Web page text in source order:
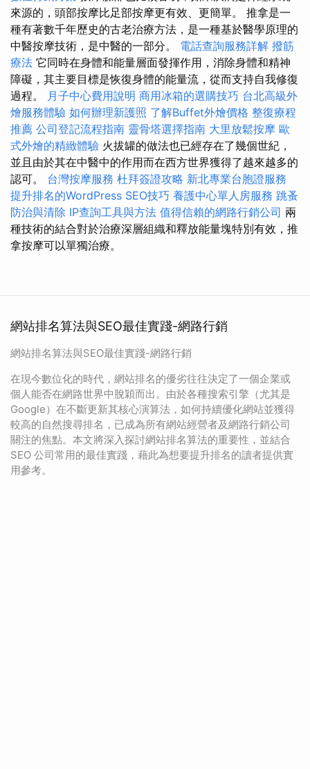
來源的，頭部按摩比足部按摩更有效、更簡單。 推拿是一
種有著數千年歷史的古老治療方法，是一種基於醫學原理的
中醫按摩技術，是中醫的一部分。 電話查詢服務詳解 撥筋
療法 它同時在身體和能量層面發揮作用，消除身體和精神
障礙，其主要目標是恢復身體的能量流，從而支持自我修復
過程。 月子中心費用說明 商用冰箱的選購技巧 台北高級外
燴服務體驗 如何辦理新護照 了解Buffet外燴價格 整復療程
推薦 公司登記流程指南 靈骨塔選擇指南 大里放鬆按摩 歐
式外燴的精緻體驗 火拔罐的做法也已經存在了幾個世紀，
並且由於其在中醫中的作用而在西方世界獲得了越來越多的
認可。 台灣按摩服務 杜拜簽證攻略 新北專業台胞證服務
提升排名的WordPress SEO技巧 養護中心單人房服務 跳蚤
防治與清除 IP查詢工具與方法 值得信賴的網路行銷公司 兩
種技術的結合對於治療深層組織和釋放能量塊特別有效，推
拿按摩可以單獨治療。
網站排名算法與SEO最佳實踐-網路行銷
網站排名算法與SEO最佳實踐-網路行銷
在現今數位化的時代，網站排名的優劣往往決定了一個企業或
個人能否在網路世界中脫穎而出。由於各種搜索引擎（尤其是
Google）在不斷更新其核心演算法，如何持續優化網站並獲得
較高的自然搜尋排名，已成為所有網站經營者及網路行銷公司
關注的焦點。本文將深入探討網站排名算法的重要性，並結合
SEO 公司常用的最佳實踐，藉此為想要提升排名的讀者提供實
用參考。